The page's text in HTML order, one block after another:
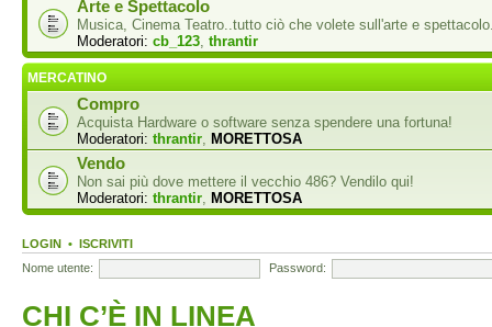
Arte e Spettacolo
Musica, Cinema Teatro..tutto ciò che volete sull'arte e
Moderatori: cb_123, thrantir
MERCATINO
Compro
Acquista Hardware o software senza spendere una fortuna!
Moderatori: thrantir, MORETTOSA
Vendo
Non sai più dove mettere il vecchio 486? Vendilo qui!
Moderatori: thrantir, MORETTOSA
LOGIN • ISCRIVITI
Nome utente:
Password:
CHI C’È IN LINEA